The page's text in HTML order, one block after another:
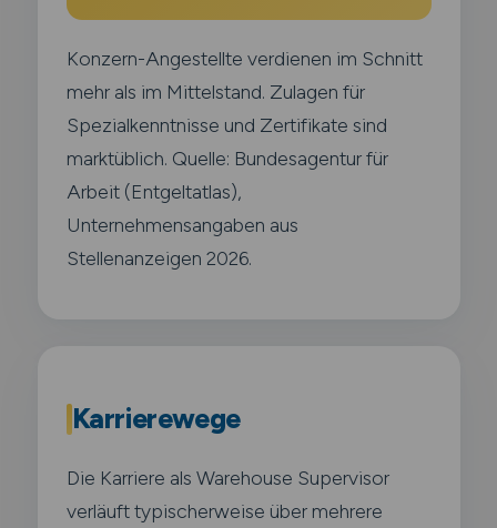
Konzern-Angestellte verdienen im Schnitt
mehr als im Mittelstand. Zulagen für
Spezialkenntnisse und Zertifikate sind
marktüblich. Quelle: Bundesagentur für
Arbeit (Entgeltatlas),
Unternehmensangaben aus
Stellenanzeigen 2026.
Karrierewege
Die Karriere als Warehouse Supervisor
verläuft typischerweise über mehrere